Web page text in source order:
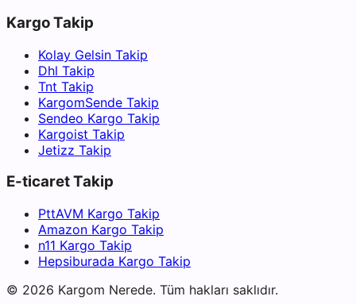
Kargo Takip
Kolay Gelsin Takip
Dhl Takip
Tnt Takip
KargomSende Takip
Sendeo Kargo Takip
Kargoist Takip
Jetizz Takip
E-ticaret Takip
PttAVM Kargo Takip
Amazon Kargo Takip
n11 Kargo Takip
Hepsiburada Kargo Takip
© 2026 Kargom Nerede. Tüm hakları saklıdır.